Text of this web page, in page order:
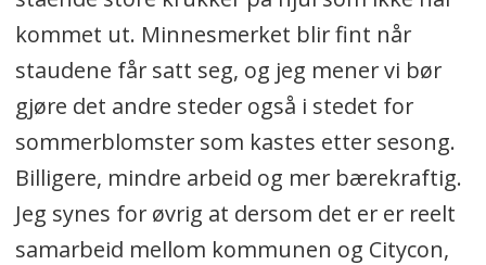
kommet ut. Minnesmerket blir fint når
staudene får satt seg, og jeg mener vi bør
gjøre det andre steder også i stedet for
sommerblomster som kastes etter sesong.
Billigere, mindre arbeid og mer bærekraftig.
Jeg synes for øvrig at dersom det er er reelt
samarbeid mellom kommunen og Citycon,